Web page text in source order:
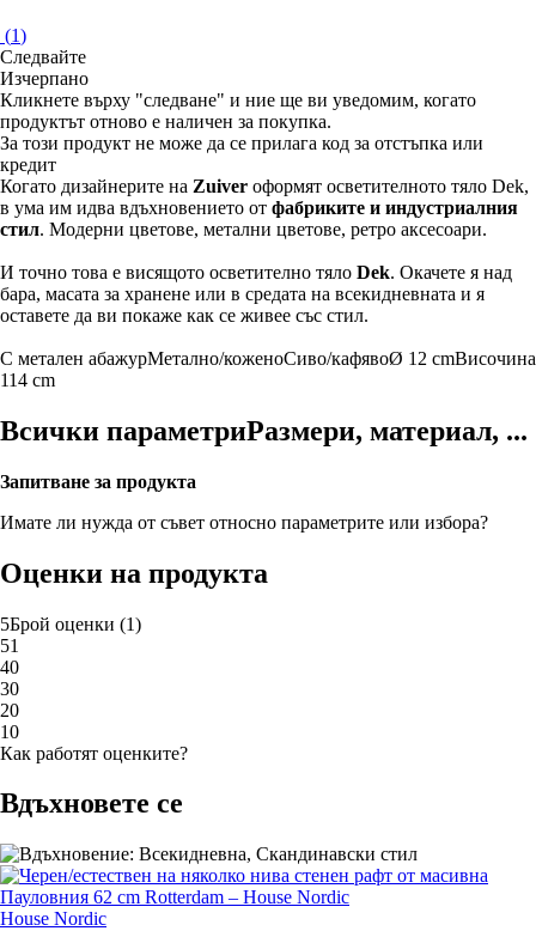
(1)
Следвайте
Изчерпанo
Кликнете върху "следване" и ние ще ви уведомим, когато
продуктът отново е наличен за покупка.
За този продукт не може да се прилага код за отстъпка или
кредит
Когато дизайнерите на Zuiver оформят осветителното тяло Dek,
в ума им идва вдъхновението от фабриките и индустриалния
стил. Модерни цветове, метални цветове, ретро аксесоари.
И точно това е висящото осветително тяло Dek. Окачете я над
бара, масата за хранене или в средата на всекидневната и я
оставете да ви покаже как се живее със стил.
С метален абажурМетално/коженоСиво/кафявоØ 12 cmВисочина
114 cm
Всички параметриРазмери, материал, ...
Запитване за продукта
Имате ли нужда от съвет относно параметрите или избора?
Оценки на продукта
5Брой оценки (1)
51
40
30
20
10
Как работят оценките?
Вдъхновете се
House Nordic